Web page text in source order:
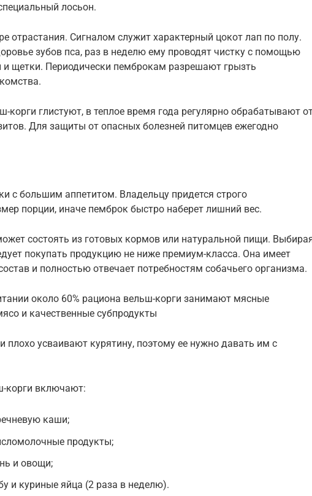
лосьон.
отрастания. Сигналом служит характерный цокот лап по полу.
зубов пса, раз в неделю ему проводят чистку с помощью
и щетки. Периодически пемброкам разрешают грызть
корги глистуют, в теплое время года регулярно обрабатывают
Для защиты от опасных болезней питомцев ежегодно
с большим аппетитом. Владельцу придется строго
порции, иначе пемброк быстро наберет лишний вес.
состоять из готовых кормов или натуральной пищи.
покупать продукцию не ниже премиум-класса. Она имеет
и полностью отвечает потребностям собачьего организма.
около 60% рациона вельш-корги занимают мясные
и качественные субпродукты
плохо усваивают курятину, поэтому ее нужно давать им с
корги включают:
каши;
продукты;
и овощи;
и куриные яйца (2 раза в неделю).